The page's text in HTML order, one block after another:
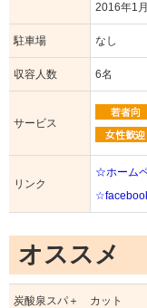
2016年1
駐車場 なし
収容人数 6名
サービス
リンク
☆ホーム
オススメ
炭酸泉スパ＋ カット